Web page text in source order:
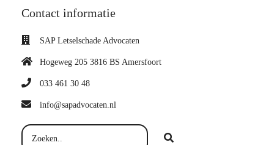
Contact informatie
SAP Letselschade Advocaten
Hogeweg 205 3816 BS Amersfoort
033 461 30 48
info@sapadvocaten.nl